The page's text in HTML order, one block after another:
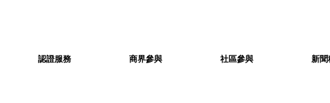
認證服務 商界參與 社區參與 新聞